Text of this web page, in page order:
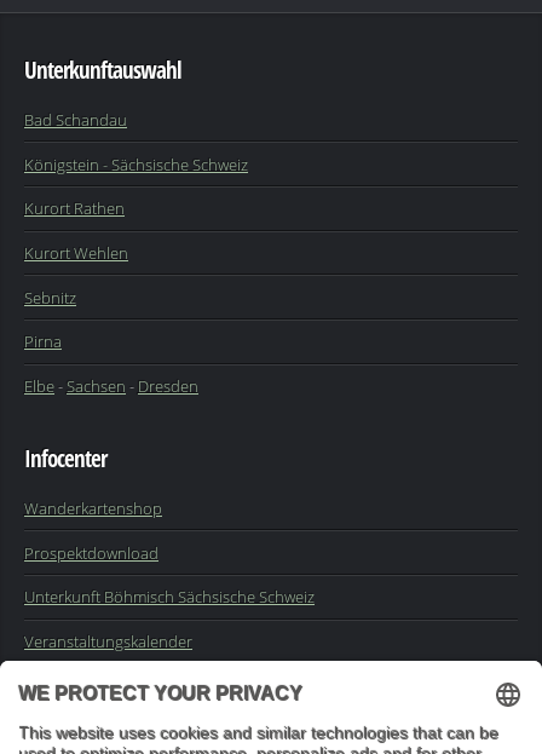
Unterkunftauswahl
Bad Schandau
Königstein - Sächsische Schweiz
Kurort Rathen
Kurort Wehlen
Sebnitz
Pirna
Elbe-Sachsen - Dresden
Infocenter
Wanderkartenshop
Prospektdownload
Unterkunft Böhmisch Sächsische Schweiz
Veranstaltungskalender